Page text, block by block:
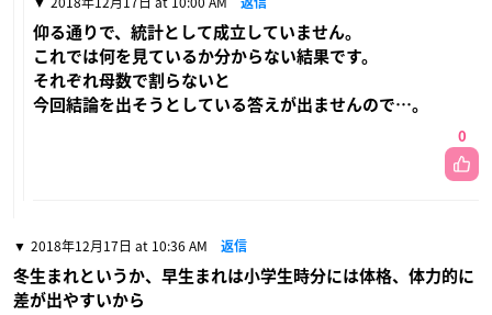
返信
仰る通りで、統計として成立していません。
これでは何を見ているか分からない結果です。
それぞれ母数で割らないと
今回結論を出そうとしている答えが出ませんので…。
0
2018年12月17日 at 10:36 AM 返信
冬生まれというか、早生まれは小学生時分には体格、体力的に
差が出やすいから